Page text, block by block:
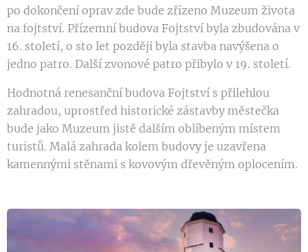
po dokončení oprav zde bude zřízeno Muzeum života
na fojtství. Přízemní budova Fojtství byla zbudována v
16. století, o sto let později byla stavba navýšena o
jedno patro. Další zvonové patro přibylo v 19. století.
Hodnotná renesanční budova Fojtství s přilehlou
zahradou, uprostřed historické zástavby městečka
bude jako Muzeum jistě dalším oblíbeným místem
turistů. Malá zahrada kolem budovy je uzavřena
kamennými stěnami s kovovým dřevěným oplocením.